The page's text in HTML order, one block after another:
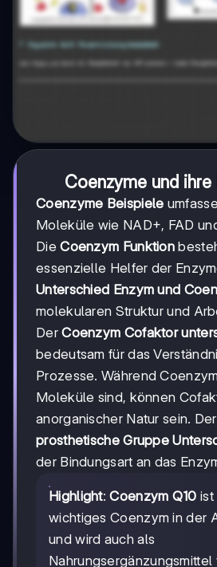
Coenzyme und
Coenzyme Beispiele
Moleküle wie NAD+, FAD
DieCoenzym Funktion
essenzielle Helfer der
Unterschied Enzym und
molekularen Struktur und
DerCoenzym Cofaktor
bedeutsam für das
Prozesse. Während
Moleküle sind, können
anorganischer Natur sein.
prosthetische Gruppe
der Bindungsart an das
Highlight:Coenzym Q10 ist
wichtiges Coenzym in der
und wird auch als